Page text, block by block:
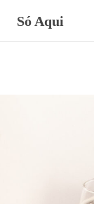
Só Aqui